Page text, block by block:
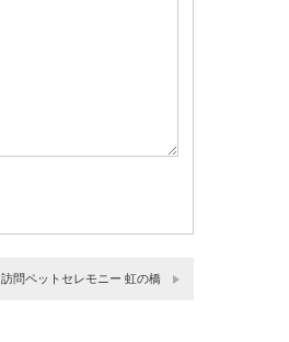
訪問ペットセレモニー 虹の橋